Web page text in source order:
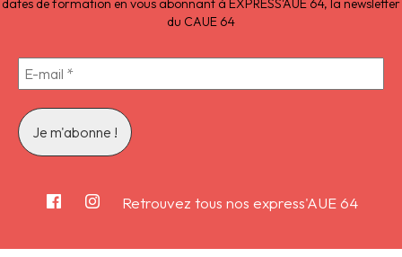
dates de formation en vous abonnant à EXPRESS'AUE 64, la newsletter
du CAUE 64
Retrouvez tous nos express'AUE 64